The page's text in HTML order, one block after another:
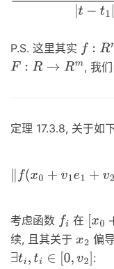
P.S. 这里其实 f: Rn→
F:R→R m , 我
定理 17.3.8, 关于如
‖f( v 2e
考虑函数 fi 在 [x0 +
续, 且其关于 x2 偏
∃ti, ti∈[0 v2 ] :